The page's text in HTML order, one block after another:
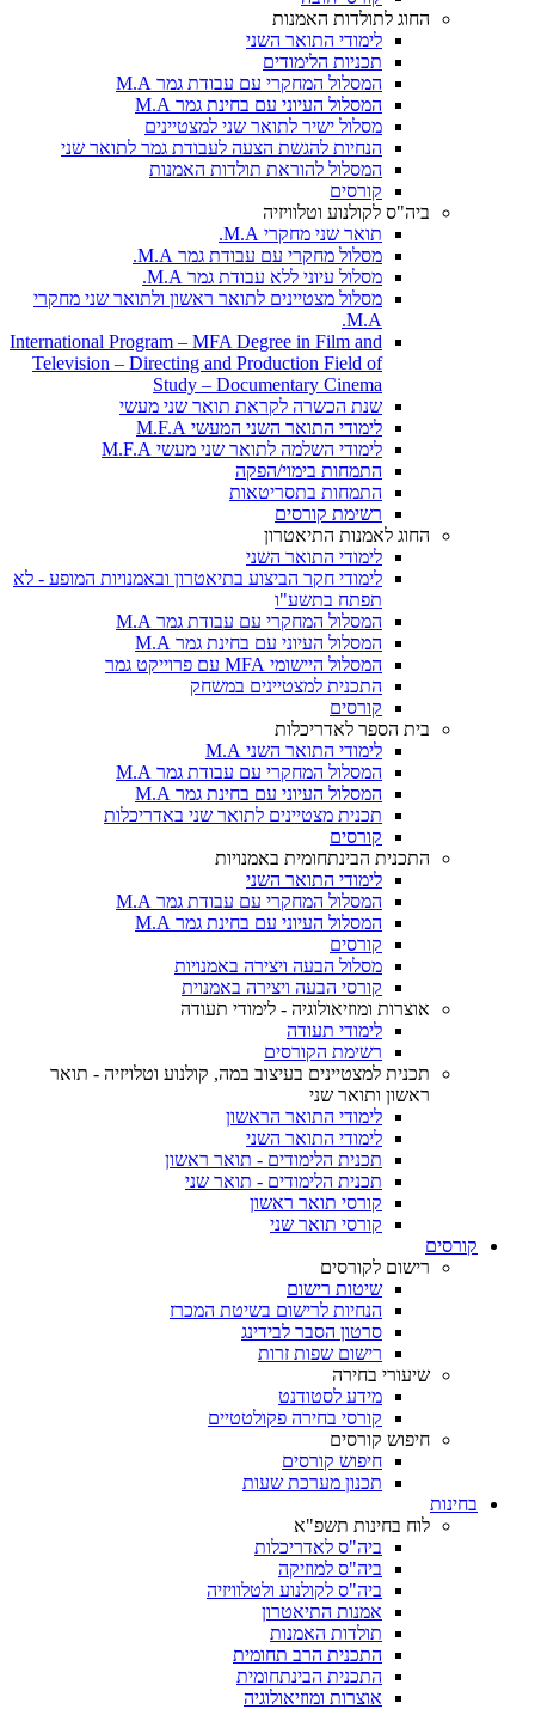
החוג לתולדות האמנות
לימודי התואר השני
תכניות הלימודים
המסלול המחקרי עם עבודת גמר M.A
המסלול העיוני עם בחינת גמר M.A
מסלול ישיר לתואר שני למצטיינים
הנחיות להגשת הצעה לעבודת גמר לתואר שני
המסלול להוראת תולדות האמנות
קורסים
ביה"ס לקולנוע וטלוויזיה
תואר שני מחקרי M.A.
מסלול מחקרי עם עבודת גמר M.A.
מסלול עיוני ללא עבודת גמר M.A.
מסלול מצטיינים לתואר ראשון ולתואר שני מחקרי
M.A.
International Program – MFA Degree in Film and
Television – Directing and Production Field of
Study – Documentary Cinema
שנת הכשרה לקראת תואר שני מעשי
לימודי התואר השני המעשי M.F.A
לימודי השלמה לתואר שני מעשי M.F.A
התמחות בימוי/הפקה
התמחות בתסריטאות
רשימת קורסים
החוג לאמנות התיאטרון
לימודי התואר השני
לימודי חקר הביצוע בתיאטרון ובאמנויות המופע - לא
תפתח בתשע"ו
המסלול המחקרי עם עבודת גמר M.A
המסלול העיוני עם בחינת גמר M.A
המסלול היישומי MFA עם פרוייקט גמר
התכנית למצטיינים במשחק
קורסים
בית הספר לאדריכלות
לימודי התואר השני M.A
המסלול המחקרי עם עבודת גמר M.A
המסלול העיוני עם בחינת גמר M.A
תכנית מצטיינים לתואר שני באדריכלות
קורסים
התכנית הבינתחומית באמנויות
לימודי התואר השני
המסלול המחקרי עם עבודת גמר M.A
המסלול העיוני עם בחינת גמר M.A
קורסים
מסלול הבעה ויצירה באמנויות
קורסי הבעה ויצירה באמנוית
אוצרות ומוזיאולוגיה - לימודי תעודה
לימודי תעודה
רשימת הקורסים
תכנית למצטיינים בעיצוב במה, קולנוע וטלויזיה - תואר
ראשון ותואר שני
לימודי התואר הראשון
לימודי התואר השני
תכנית הלימודים - תואר ראשון
תכנית הלימודים - תואר שני
קורסי תואר ראשון
קורסי תואר שני
קורסים
רישום לקורסים
שיטות רישום
הנחיות לרישום בשיטת המכרז
סרטון הסבר לבידינג
רישום שפות זרות
שיעורי בחירה
מידע לסטודנט
קורסי בחירה פקולטטיים
חיפוש קורסים
חיפוש קורסים
תכנון מערכת שעות
בחינות
לוח בחינות תשפ"א
ביה"ס לאדריכלות
ביה"ס למוזיקה
ביה"ס לקולנוע ולטלוויזיה
אמנות התיאטרון
תולדות האמנות
התכנית הרב תחומית
התכנית הבינתחומית
אוצרות ומוזיאולוגיה